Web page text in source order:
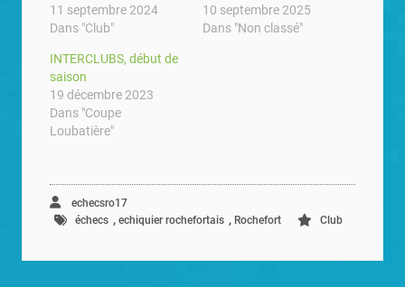
11 septembre 2024
Dans "Club"
10 septembre 2025
Dans "Non classé"
INTERCLUBS, début de
saison
19 décembre 2023
Dans "Coupe
Loubatière"
echecsro17
échecs , echiquier rochefortais , Rochefort Club